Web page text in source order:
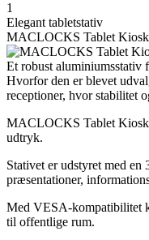
1
Elegant tabletstativ
MACLOCKS Tablet Kiosk
Et robust aluminiumsstativ
Hvorfor den er blevet
receptioner, hvor stabilitet
MACLOCKS Tablet Kiosk
udtryk.
Stativet er udstyret med
præsentationer,
Med VESA-kompatibilitet
til offentlige rum.